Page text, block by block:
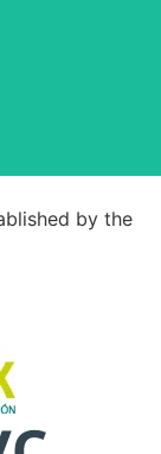
by the